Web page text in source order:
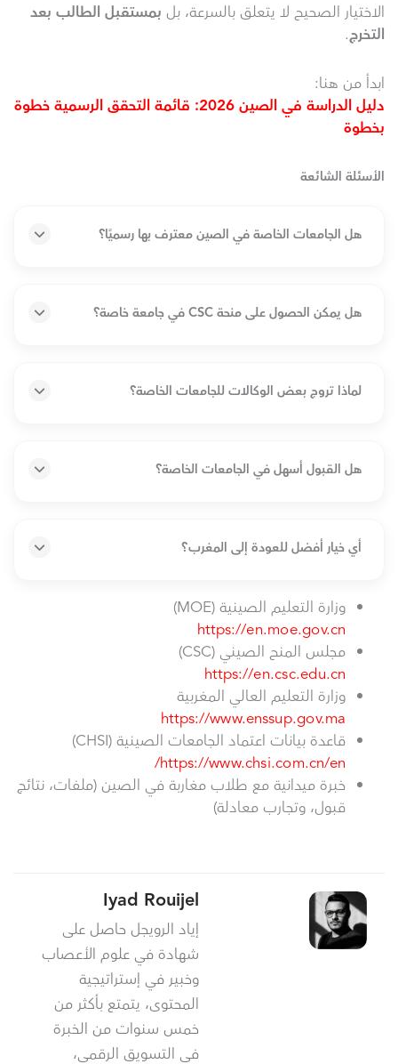
الاختيار الصحيح لا يتعلق بالسرعة، بل بمستقبل الطالب بعد
التخرج.
ابدأ من هنا:
دليل الدراسة في الصين 2026: قائمة التحقق الرسمية خطوة
بخطوة
الأسئلة الشائعة
هل الجامعات الخاصة في الصين معترف بها رسميًا؟
هل يمكن الحصول على منحة CSC في جامعة خاصة؟
لماذا تروج بعض الوكالات للجامعات الخاصة؟
هل القبول أسهل في الجامعات الخاصة؟
أي خيار أفضل للعودة إلى المغرب؟
وزارة التعليم الصينية (MOE)
https://en.moe.gov.cn
مجلس المنح الصيني (CSC)
https://en.csc.edu.cn
وزارة التعليم العالي المغربية
https://www.enssup.gov.ma
قاعدة بيانات اعتماد الجامعات الصينية (CHSI)
https://www.chsi.com.cn/en/
خبرة ميدانية مع طلاب مغاربة في الصين (ملفات، نتائج
قبول، وتجارب معادلة)
Iyad Rouijel
إياد الرويجل حاصل على
شهادة في علوم الأعصاب
وخبير في إستراتيجية
المحتوى، يتمتع بأكثر من
خمس سنوات من الخبرة
في التسويق الرقمي،